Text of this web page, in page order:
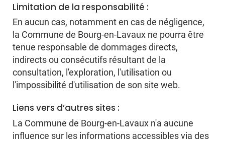
Limitation de la responsabilité :
En aucun cas, notamment en cas de négligence,
la Commune de Bourg-en-Lavaux ne pourra être
tenue responsable de dommages directs,
indirects ou consécutifs résultant de la
consultation, l'exploration, l'utilisation ou
l'impossibilité d'utilisation de son site web.
Liens vers d’autres sites :
La Commune de Bourg-en-Lavaux n'a aucune
influence sur les informations accessibles via des